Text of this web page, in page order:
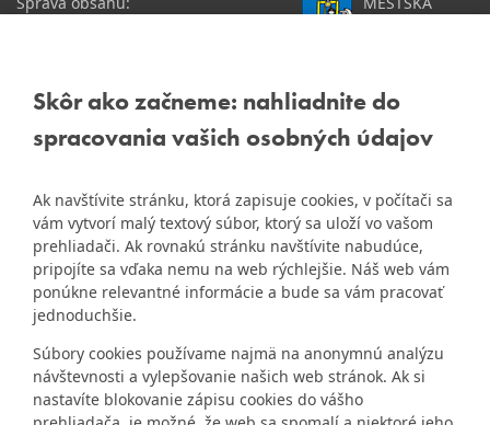
Skôr ako začneme: nahliadnite do
spracovania vašich osobných údajov
Ak navštívite stránku, ktorá zapisuje cookies, v počítači sa
vám vytvorí malý textový súbor, ktorý sa uloží vo vašom
prehliadači. Ak rovnakú stránku navštívite nabudúce,
pripojíte sa vďaka nemu na web rýchlejšie. Náš web vám
ponúkne relevantné informácie a bude sa vám pracovať
jednoduchšie.
Súbory cookies používame najmä na anonymnú analýzu
návštevnosti a vylepšovanie našich web stránok. Ak si
nastavíte blokovanie zápisu cookies do vášho
Staršie informácie a dokumenty
starej stránke Dúbravky
Naša mestská časť získala 3.
miesto v súťažiZlatyErb.sk
o
najlepšiu internetovú stránku
samospráv za rok 2020
Žatevná 2, 844 02
IČO: 00603406
DIČ: 2020919120
IČ DPH: Nie sme platca
DPH
Bankové spojenie:
a.s., Mlynské nivy 1, 829 90
Bratislava 25
Číslo účtu v tvare IBAN: